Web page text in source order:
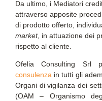
Da ultimo, i Mediatori
attraverso apposite
di prodotto offerto,
market, in attuazione dei
rispetto al cliente.
Ofelia Consulting Srl
consulenza in tutti gli
Organi di vigilanza dei
(OAM – Organismo